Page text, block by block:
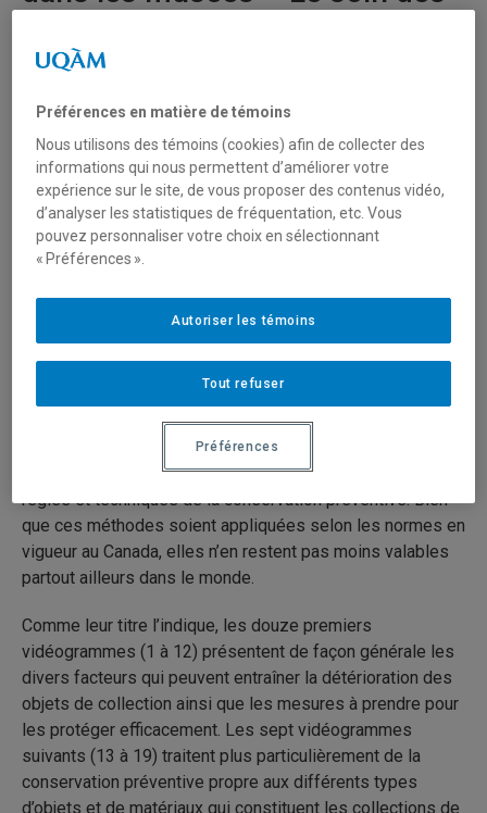
Série: La conservation préventive dans les musées
La conservation préventive est l’ensemble des mesures
destinées à prolonger la vie des oeuvres et objets de
musées en prévenant, autant que possible, leur
dégradation naturelle ou accidentelle.
Ces 19 vidéogrammes s’adressent à toutes les
personnes qui, par leur travail, peuvent avoir à manipuler
des objets de collection (conservateurs, architectes,
designers, techniciens, archivistes, bénévoles, etc.). Des
conseils pratiques faciles à suivre et de nombreuses
démonstrations illustrent de façon claire et précise les
règles et techniques de la conservation préventive. Bien
que ces méthodes soient appliquées selon les normes en
vigueur au Canada, elles n’en restent pas moins valables
partout ailleurs dans le monde.
Comme leur titre l’indique, les douze premiers
vidéogrammes (1 à 12) présentent de façon générale les
divers facteurs qui peuvent entraîner la détérioration des
objets de collection ainsi que les mesures à prendre pour
les protéger efficacement. Les sept vidéogrammes
suivants (13 à 19) traitent plus particulièrement de la
conservation préventive propre aux différents types
d’objets et de matériaux qui constituent les collections de
Préférences en matière de témoins
Nous utilisons des témoins (cookies) afin de collecter des
informations qui nous permettent d’améliorer votre
expérience sur le site, de vous proposer des contenus vidéo,
d’analyser les statistiques de fréquentation, etc. Vous
pouvez personnaliser votre choix en sélectionnant
« Préférences ».
Tout refuser
Autoriser les témoins
Préférences